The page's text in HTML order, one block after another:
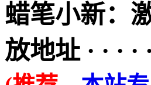
蜡笔小新：
放地址 · · · ·